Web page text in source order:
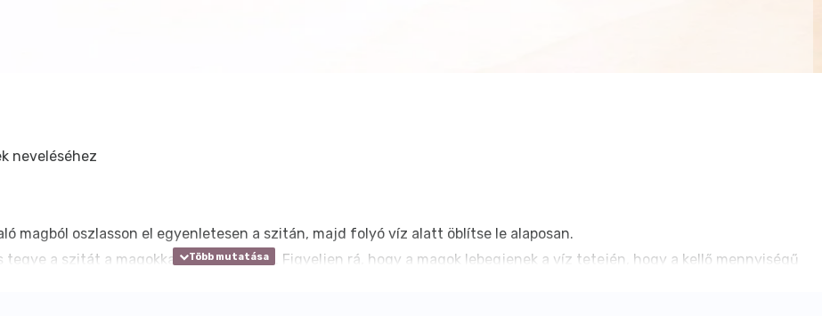
neveléséhez
magból oszlasson el egyenletesen a szitán, majd folyó víz alatt öblítse le alaposan.
a szitát a magokkal egy éjszakára. Figyeljen rá, hogy a magok lebegjenek a víz tetején, hogy a kellő mennyiségű